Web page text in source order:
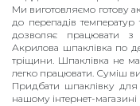
Ми виготовляємо готову
до перепадів температур
дозволяє працювати
Акрилова шпаклівка по
тріщини. Шпаклівка не
легко працювати. Суміш
Придбати шпаклівку
нашому інтернет-магазині